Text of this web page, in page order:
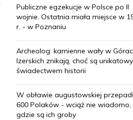
Publiczne egzekucje w Polsce po II
wojnie. Ostatnia miała miejsce w
r. - w Poznaniu
Archeolog: kamienne wały w
Izerskich znikają, choć są
świadectwem historii
W obławie augustowskiej
600 Polaków - wciąż nie wiadomo,
gdzie są ich groby